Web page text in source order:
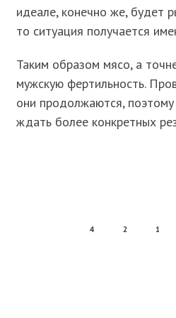
идеале, конечно же, будет
то ситуация получается
Таким образом мясо, а
мужскую фертильность.
они продолжаются,
ждать более конкретных
4 2 1